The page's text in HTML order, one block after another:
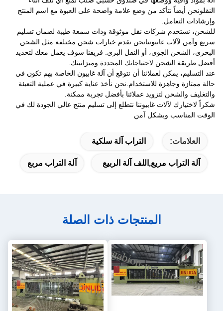
النقلونحن أيضاً نتأكد من وضع علامة واضحة على العبوة مع اسم المنتج
وإرشادات التعامل.
للشحن، نستخدم شركات نقل موثوقة وذات سمعة طيبة لضمان تسليم
سريع وآمن لآلات غابيوننانحن نقدم خيارات شحن مختلفة مثل الشحن
البحري، الشحن الجوي، أو النقل البري. فريقنا سوف يعمل معك لتحديد
أفضل طريقة الشحن لاحتياجاتك المحددة وميزانيتك.
عند التسليم، يمكن لعملائنا أن نتوقع أن آلة غابيون الخاصة بهم تكون في
حالة ممتازة وجاهزة للاستخدام.نحن نأخذ عناية كبيرة في عملية التعبئة
والتغليف والشحن لتزويد عملائنا بأفضل تجربة ممكنة.
شكراً لاختيارك لآلات غابيوننا نتطلع إلى تسليم منتج عالي الجودة لك في
الوقت المناسب وبشكل آمن
العلامات: التراب آلة سلكية
آلة التراب مربع,اللف آلة الربيع آلة التراب مربع
المنتجات ذات الصلة